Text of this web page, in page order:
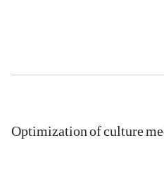
Optimization of culture